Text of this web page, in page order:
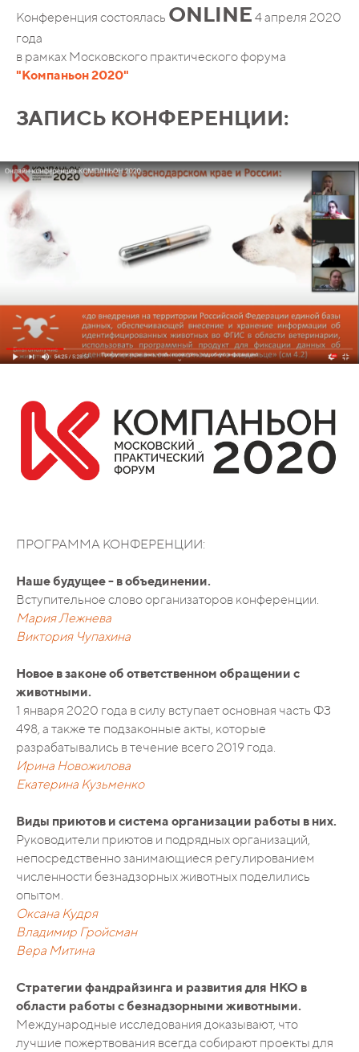
Конференция состоялась ONLINE 4 апреля 2020
года
в рамках Московского практического форума
"Компаньон 2020"
ЗАПИСЬ КОНФЕРЕНЦИИ:
ПРОГРАММА КОНФЕРЕНЦИИ:
Наше будущее - в объединении.
Вступительное слово организаторов конференции.
Мария Лежнева
Виктория Чупахина
Новое в законе об ответственном обращении с
животными.
1 января 2020 года в силу вступает основная часть ФЗ
498, а также те подзаконные акты, которые
разрабатывались в течение всего 2019 года.
Ирина Новожилова
Екатерина Кузьменко
Виды приютов и система организации работы в них.
Руководители приютов и подрядных организаций,
непосредственно занимающиеся регулированием
численности безнадзорных животных поделились
опытом.
Оксана Кудря
Владимир Гройсман
Вера Митина
Стратегии фандрайзинга и развития для НКО в
области работы с безнадзорными животными.
Международные исследования доказывают, что
лучшие пожертвования всегда собирают проекты для